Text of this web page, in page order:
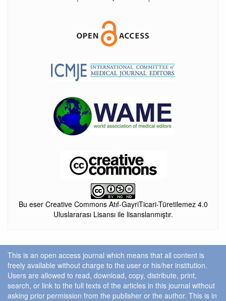
Bu eser Creative Commons Atıf-GayriTicari-Türetilemez 4.0
Uluslararası Lisansı ile lisanslanmıştır.
This is an open access journal which means that all content is
freely available without charge to the user or his/her institution.
Users are allowed to read, download, copy, distribute, print,
search, or link to the full texts of the articles in this journal without
asking prior permission from the publisher or the author. This is in